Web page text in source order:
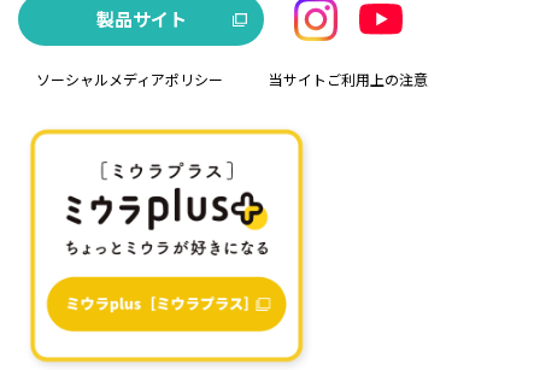
製品サイト
ソーシャルメディアポリシー 当サイトご利用上の注意